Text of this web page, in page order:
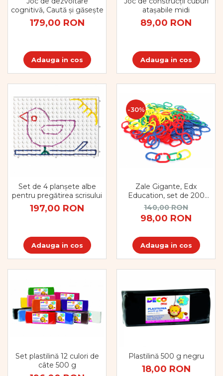
cognitivă, Caută și găsește
179,00 RON
Adauga in cos
atașabile midi
89,00 RON
Adauga in cos
Set de 4 planșete albe
pentru pregătirea scrisului
197,00 RON
Adauga in cos
-30%
Zale Gigante, Edx
Education, set de 200
bucăți, multicolor
140,00 RON
98,00 RON
Adauga in cos
Set plastilină 12 culori de
câte 500 g
Plastilină 500 g negru
18,00 RON